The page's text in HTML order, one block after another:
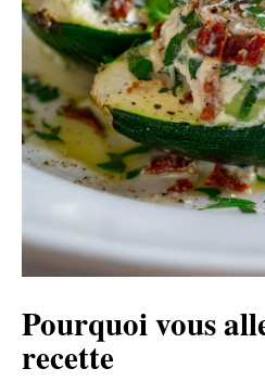
Pourquoi vous
recette